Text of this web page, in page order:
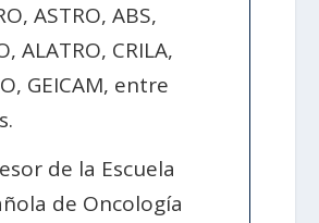
ASTRO, ABS,
ALATRO, CRILA,
GEICAM, entre
de la Escuela
de Oncología